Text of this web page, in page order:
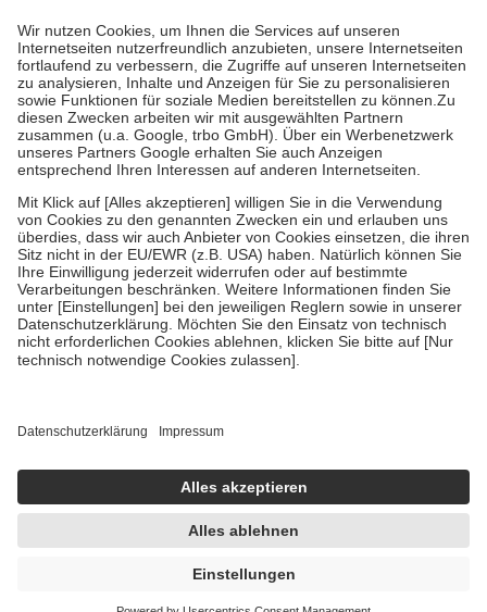
höchstens zehn Euro.
Es sind jedoch nie mehr als die tatsächlichen
Kosten der Leistung zu entrichten.
Diese Regeln gelten grundsätzlich auch für Online-Apotheken.
Bei Heilmitteln und häuslicher Krankenpflege beträgt die
Zuzahlung zehn Prozent der Kosten sowie zehn Euro je
Verordnung.
Um das Engagement der Versicherten für ihre eigene Gesundheit zu
stärken und die besondere Stellung der Familie zu unterstützen,
fallenkeine Zuzahlungenan bei:
• Kindern und Jugendlichen bis zum vollendeten 18. Lebensjahr
mit Ausnahme der Fahrkosten
• Untersuchungen zur Vorsorge und Früherkennung, die von der
GKV getragen werden
• empfohlenen Schutzimpfungen
• Harn- und Blutteststreifen
getroffen, um sicherzustellen, dass es sich um echte Bewertungen
https://help.etrusted.com/hc/de/articles/4419944605341
Einige Bilder und Inhalte wurden unter Zuhilfenahme künstlicher